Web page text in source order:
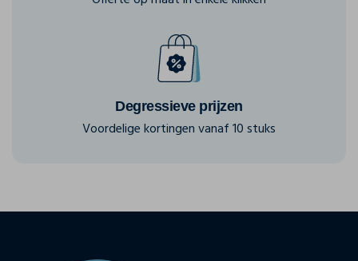
Degressieve prijzen
Voordelige kortingen vanaf 10 stuks